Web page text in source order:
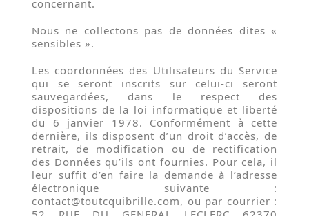
concernant.
Nous ne collectons pas de données dites «
sensibles ».
Les coordonnées des Utilisateurs du Service
qui se seront inscrits sur celui-ci seront
sauvegardées, dans le respect des
dispositions de la loi informatique et liberté
du 6 janvier 1978. Conformément à cette
dernière, ils disposent d’un droit d’accès, de
retrait, de modification ou de rectification
des Données qu’ils ont fournies. Pour cela, il
leur suffit d’en faire la demande à l’adresse
électronique suivante :
contact@toutcquibrille.com, ou par courrier :